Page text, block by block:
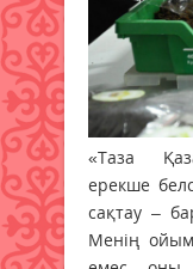
«Таза
ерекше
сақтау –
Менің